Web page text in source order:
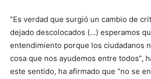
“Es verdad que surgió un cambio de
dejado descolocados (…) esperamos
entendimiento porque los ciudadanos
cosa que nos ayudemos entre todos”,
este sentido, ha afirmado que “no se